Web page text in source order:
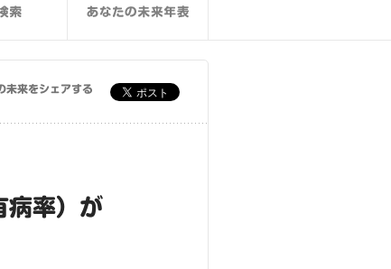
未来をシェアする
病率）が